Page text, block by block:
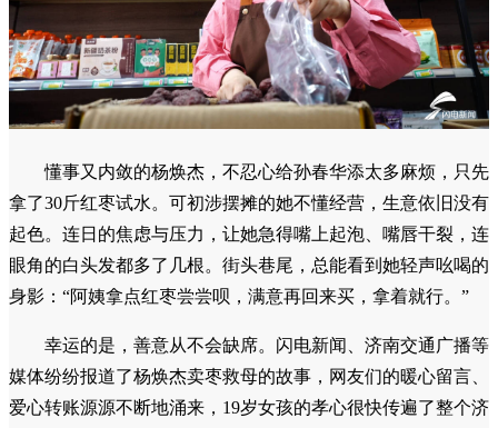
懂事又内敛的杨焕杰，不忍心给孙春华添太多麻烦，只先
拿了30斤红枣试水。可初涉摆摊的她不懂经营，生意依旧没有
起色。连日的焦虑与压力，让她急得嘴上起泡、嘴唇干裂，连
眼角的白头发都多了几根。街头巷尾，总能看到她轻声吆喝的
身影：“阿姨拿点红枣尝尝呗，满意再回来买，拿着就行。”
幸运的是，善意从不会缺席。闪电新闻、济南交通广播等
媒体纷纷报道了杨焕杰卖枣救母的故事，网友们的暖心留言、
爱心转账源源不断地涌来，19岁女孩的孝心很快传遍了整个济